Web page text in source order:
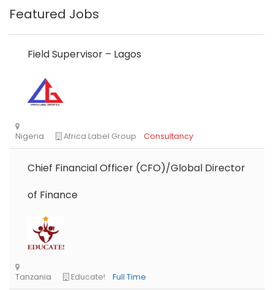
Featured Jobs
Field Supervisor – Lagos
Chief Financial Officer (CFO)/Global Director
of Finance